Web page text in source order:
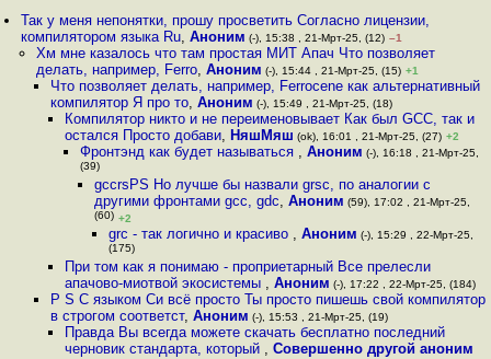
Так у меня непонятки, прошу просветить Согласно лицензии,
компилятором языка Ru,Аноним (-), 15:38 , 21-Мрт-25, (12) –1
Хм мне казалось что там простая МИТ Апач Что позволяет
делать, например, Ferro, Аноним (-), 15:44 , 21-Мрт-25, (15) +1
Что позволяет делать, например, Ferrocene как альтернативный
компилятор Я про то, Аноним (-), 15:49 , 21-Мрт-25, (18)
Компилятор никто и не переименовывает Как был GCC, так и
остался Просто добави, НяшМяш (ok), 16:01 , 21-Мрт-25, (27) +2
Фронтэнд как будет называться , Аноним (-), 16:18 , 21-Мрт-25,
(39)
gccrsPS Но лучше бы назвали grsc, по аналогии с
другими фронтами gcc, gdc, Аноним (59), 17:02 , 21-Мрт-25,
(60) +2
grc - так логично и красиво ,Аноним (-), 15:29 , 22-Мрт-25,
(175)
При том как я понимаю - проприетарный Все прелесли
апачово-миотвой экосистемы ,Аноним (-), 17:22 , 22-Мрт-25, (184)
P S С языком Си всё просто Ты просто пишешь свой компилятор
в строгом соответст, Аноним (-), 15:53 , 21-Мрт-25, (19)
Правда Вы всегда можете скачать бесплатно последний
черновик стандарта, который ,Совершенно другой аноним